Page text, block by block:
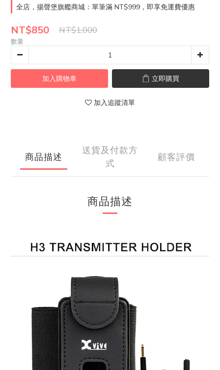
全店，揚聲堡旗艦商城：單筆滿 NT$999，即享免運費優惠
NT$850 NT$1,000
數量
加入購物車 立即購買
加入追蹤清單
商品描述
送貨及付款方
式
顧客評價
商品描述